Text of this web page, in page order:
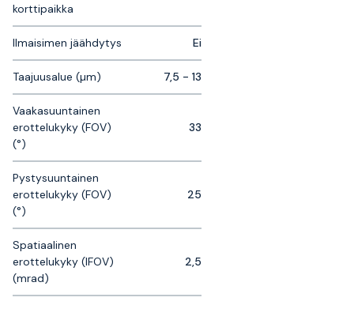
korttipaikka
Ilmaisimen jäähdytys Ei
Taajuusalue (µm) 7,5 - 13
Vaakasuuntainen
erottelukyky (FOV)
(°)
33
Pystysuuntainen
erottelukyky (FOV)
(°)
25
Spatiaalinen
erottelukyky (IFOV)
(mrad)
2,5